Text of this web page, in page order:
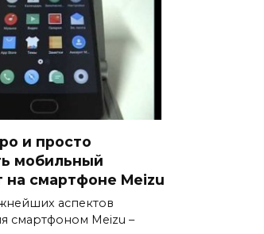
и просто
мобильный
на смартфоне Meizu
аспектов
смартфоном Meizu –